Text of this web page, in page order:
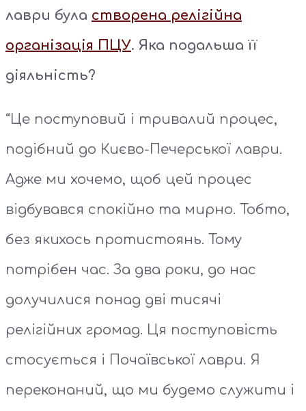
лаври була створена релігійна
організація ПЦУ. Яка подальша її
діяльність?
“Це поступовий і тривалий процес,
подібний до Києво-Печерської лаври.
Адже ми хочемо, щоб цей процес
відбувався спокійно та мирно. Тобто,
без якихось протистоянь. Тому
потрібен час. За два роки, до нас
долучилися понад дві тисячі
релігійних громад. Ця поступовість
стосується і Почаївської лаври. Я
переконаний, що ми будемо служити і